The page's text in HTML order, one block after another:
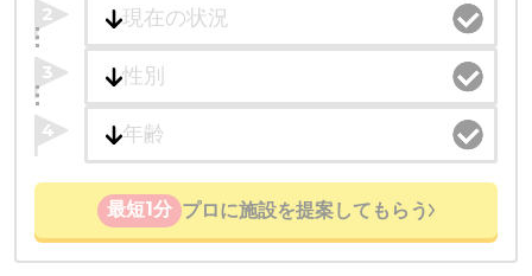
2
3
4
最短1分 プロに施設を提案してもらう